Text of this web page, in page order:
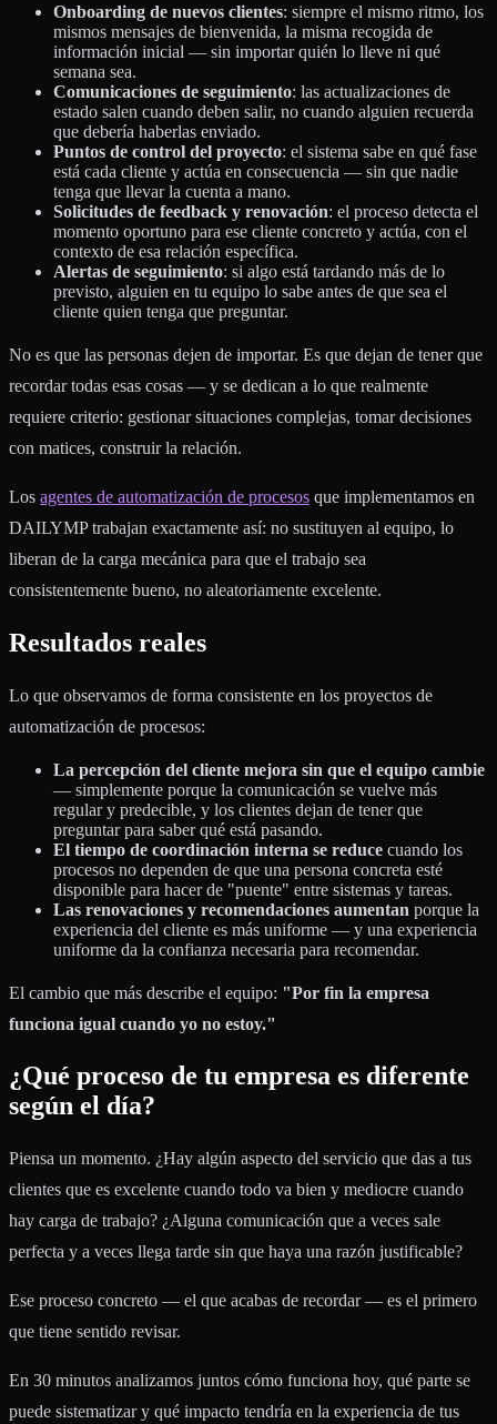
Onboarding de nuevos clientes: siempre el mismo ritmo, los
mismos mensajes de bienvenida, la misma recogida de
información inicial — sin importar quién lo lleve ni qué
semana sea.
Comunicaciones de seguimiento: las actualizaciones de
estado salen cuando deben salir, no cuando alguien recuerda
que debería haberlas enviado.
Puntos de control del proyecto: el sistema sabe en qué fase
está cada cliente y actúa en consecuencia — sin que nadie
tenga que llevar la cuenta a mano.
Solicitudes de feedback y renovación: el proceso detecta el
momento oportuno para ese cliente concreto y actúa, con el
contexto de esa relación específica.
Alertas de seguimiento: si algo está tardando más de lo
previsto, alguien en tu equipo lo sabe antes de que sea el
cliente quien tenga que preguntar.
No es que las personas dejen de importar. Es que dejan de tener que
recordar todas esas cosas — y se dedican a lo que realmente
requiere criterio: gestionar situaciones complejas, tomar decisiones
con matices, construir la relación.
Los agentes de automatización de procesos que implementamos en
DAILYMP trabajan exactamente así: no sustituyen al equipo, lo
liberan de la carga mecánica para que el trabajo sea
consistentemente bueno, no aleatoriamente excelente.
Resultados reales
Lo que observamos de forma consistente en los proyectos de
automatización de procesos:
La percepción del cliente mejora sin que el equipo cambie
— simplemente porque la comunicación se vuelve más
regular y predecible, y los clientes dejan de tener que
preguntar para saber qué está pasando.
El tiempo de coordinación interna se reduce cuando los
procesos no dependen de que una persona concreta esté
disponible para hacer de "puente" entre sistemas y tareas.
Las renovaciones y recomendaciones aumentan porque la
experiencia del cliente es más uniforme — y una experiencia
uniforme da la confianza necesaria para recomendar.
El cambio que más describe el equipo: "Por fin la empresa
funciona igual cuando yo no estoy."
¿Qué proceso de tu empresa es diferente
según el día?
Piensa un momento. ¿Hay algún aspecto del servicio que das a tus
clientes que es excelente cuando todo va bien y mediocre cuando
hay carga de trabajo? ¿Alguna comunicación que a veces sale
perfecta y a veces llega tarde sin que haya una razón justificable?
Ese proceso concreto — el que acabas de recordar — es el primero
que tiene sentido revisar.
En 30 minutos analizamos juntos cómo funciona hoy, qué parte se
puede sistematizar y qué impacto tendría en la experiencia de tus